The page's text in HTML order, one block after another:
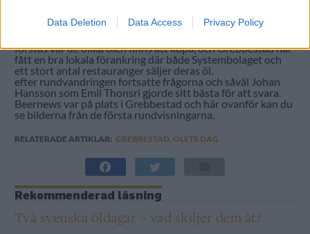
Data Deletion Data Access Privacy Policy
mer när folk vaknat till, sade bryggaren Johan Hansson.
De nyfikna besökarna fick en rundvandring där de fick
förstås var de olika ölen finns att köpa, och Grebbestad har
fått en bra lokala förankring där både Systembolaget och
ett stort antal restauranger säljer deras öl.
efter rundvandringen fortsatte frågorna och såväl Johan
Hansson som Emil Thonsri gjorde sitt bästa för att svara.
Beernews var på plats i Grebbestad och här ovanför kan du
se bilderna från de första rundvisningarna.
RELATERADE ARTIKLAR: GREBBESTAD, ÖLETS DAG
Rekommenderad läsning
Två svenska öldagar – vad skiljer dem åt?